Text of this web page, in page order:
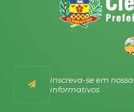
Inscreva-se em
informativos